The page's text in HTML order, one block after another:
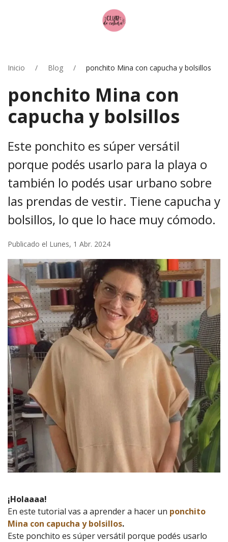
Inicio Blog ponchito Mina con capucha y bolsillos
ponchito Mina con
capucha y bolsillos
Este ponchito es súper versátil
porque podés usarlo para la playa o
también lo podés usar urbano sobre
las prendas de vestir. Tiene capucha y
bolsillos, lo que lo hace muy cómodo.
Publicado el Lunes, 1 Abr. 2024
¡Holaaaa!
En este tutorial vas a aprender a hacer un ponchito
Mina con capucha y bolsillos.
Este ponchito es súper versátil porque podés usarlo